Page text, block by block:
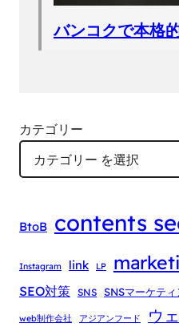
バンコクで本格
カテゴリー
BtoB contents
Instagram link LP
SEO対策 SNS SNSマーケテ
web制作会社 アジアンフード
ウ